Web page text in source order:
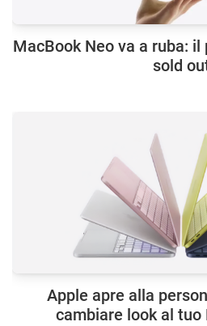
MacBook Neo va a ruba:
sold
Apple apre alla
cambiare look al tuo